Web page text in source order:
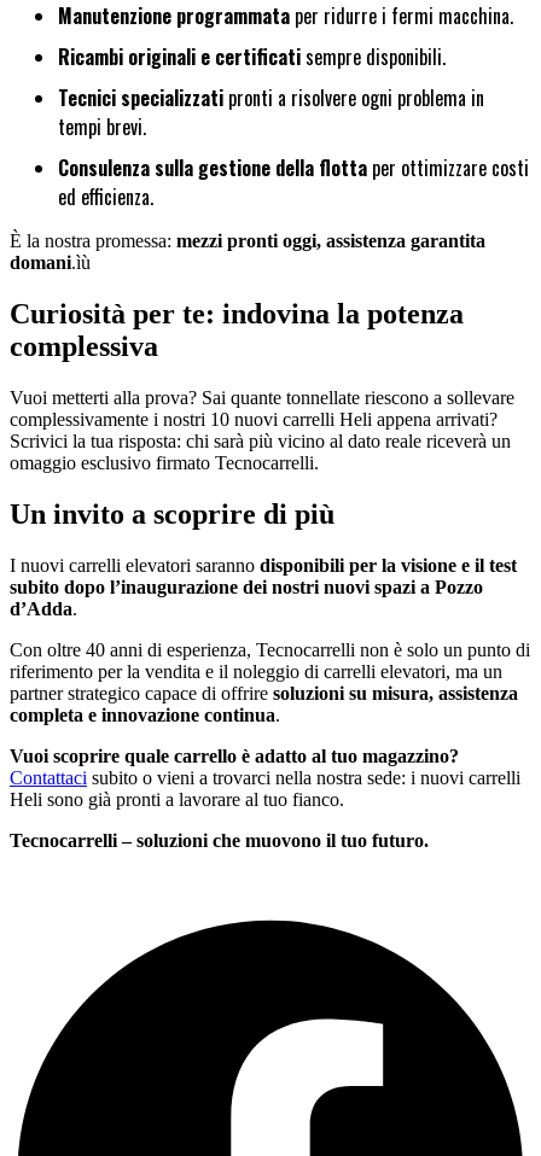
Manutenzione programmata per ridurre i fermi macchina.
Ricambi originali e certificatisempre disponibili.
Tecnici specializzati pronti a risolvere ogni problema in
tempi brevi.
Consulenza sulla gestione della flotta per ottimizzare costi
ed efficienza.
È la nostra promessa: mezzi pronti oggi, assistenza garantita
domani.ìù
Curiosità per te: indovina la potenza
complessiva
Vuoi metterti alla prova? Sai quante tonnellate riescono a sollevare
complessivamente i nostri 10 nuovi carrelli Heli appena arrivati?
Scrivici la tua risposta: chi sarà più vicino al dato reale riceverà un
omaggio esclusivo firmato Tecnocarrelli.
Un invito a scoprire di più
I nuovi carrelli elevatori saranno disponibili per la visione e il test
subito dopo l’inaugurazione dei nostri nuovi spazi a Pozzo
d’Adda.
Con oltre 40 anni di esperienza, Tecnocarrelli non è solo un punto di
riferimento per la vendita e il noleggio di carrelli elevatori, ma un
partner strategico capace di offrire soluzioni su misura, assistenza
completa e innovazione continua.
Vuoi scoprire quale carrello è adatto al tuo magazzino?
Contattaci subito o vieni a trovarci nella nostra sede: i nuovi carrelli
Heli sono già pronti a lavorare al tuo fianco.
Tecnocarrelli –soluzioni che muovono il tuo futuro.